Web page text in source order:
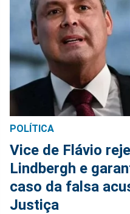
POLÍTICA
Vice de Flávio
Lindbergh e
caso da falsa
Justiça